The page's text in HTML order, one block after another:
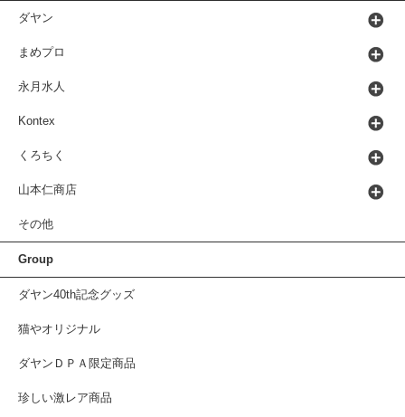
ダヤン
まめプロ
永月水人
Kontex
くろちく
山本仁商店
その他
Group
ダヤン40th記念グッズ
猫やオリジナル
ダヤンＤＰＡ限定商品
珍しい激レア商品